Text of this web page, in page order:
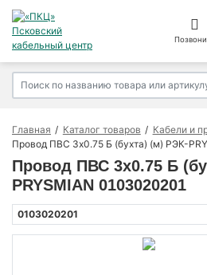
Главная Каталог товаров Кабели и
Провод ПВС 3х0.75 Б (бухта) (м) РЭК-
Провод ПВС 3х0.75 Б
PRYSMIAN 0103020201
0103020201